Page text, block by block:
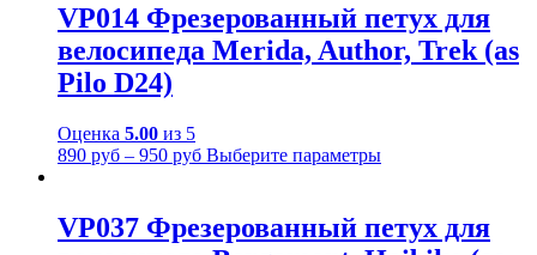
VP014 Фрезерованный петух для
велосипеда Merida, Author, Trek (as
Pilo D24)
Оценка 5.00 из 5
890 руб – 950 руб Выберите параметры
VP037 Фрезерованный петух для